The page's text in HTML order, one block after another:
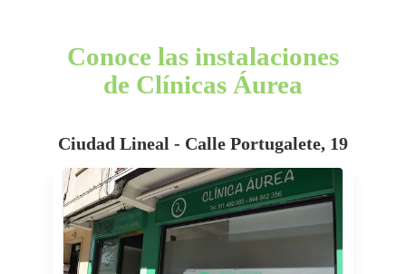
Conoce las instalaciones
de Clínicas Áurea
Ciudad Lineal - Calle Portugalete, 19